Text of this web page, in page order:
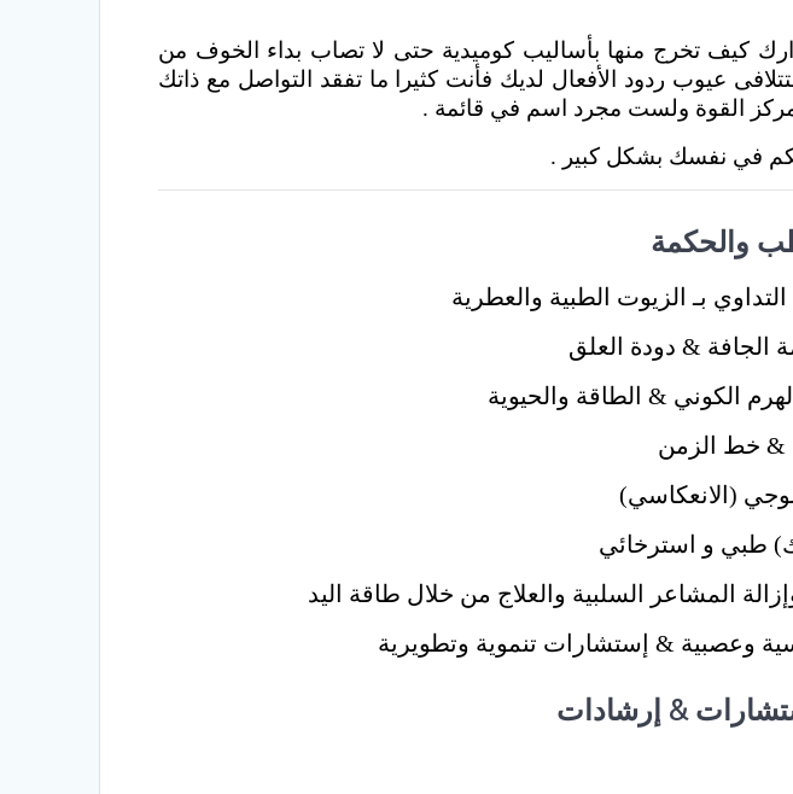
كيف تخرج منها بأساليب كوميدية حتى لا تصاب بداء الخوف من
عيوب ردود الأفعال لديك فأنت كثيرا ما تفقد التواصل مع ذاتك
القوة ولست مجرد اسم في قائمة .
في نفسك بشكل كبير .
والحكمة
التداوي بـ الزيوت الطبية والعطرية
الجافة & دودة العلق
الكوني & الطاقة والحيوية
& خط الزمن
(الانعكاسي)
طبي و استرخائي
وعصبية & إستشارات تنموية وتطويرية
& إرشادات